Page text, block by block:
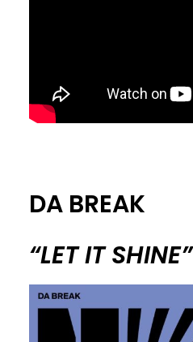
DA BREAK
“LET IT SHINE”